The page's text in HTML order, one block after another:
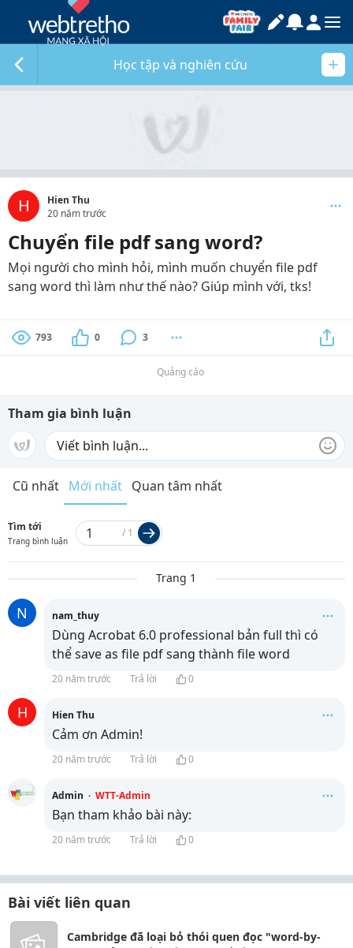
Học tập và nghiên cứu
H
Hien Thu
20 năm trước
Chuyển file pdf sang word?
Mọi người cho mình hỏi, mình muốn chuyển file pdf
sang word thì làm như thế nào? Giúp mình với, tks!
793 0 3
Quảng cáo
Tham gia bình luận
Cũ nhất Mới nhất Quan tâm nhất
Tìm tới
Trang bình luận
/ 1
Trang 1
N nam_thuy
Dùng Acrobat 6.0 professional bản full thì có
thể save as file pdf sang thành file word
20 năm trước Trả lời 0
H Hien Thu
Cảm ơn Admin!
20 năm trước Trả lời 0
Admin · WTT-Admin
Bạn tham khảo bài này:
20 năm trước Trả lời 0
Bài viết liên quan
Cambridge đã loại bỏ thói quen đọc "word-by-